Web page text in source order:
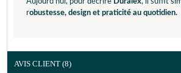
robustesse, design et praticité au quotidien.
AVIS CLIENT (8)